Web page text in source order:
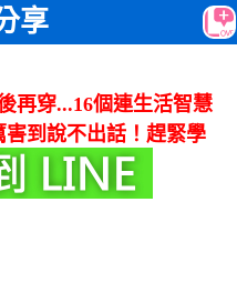
享
再穿...16個連生活智慧
害到說不出話！趕緊學